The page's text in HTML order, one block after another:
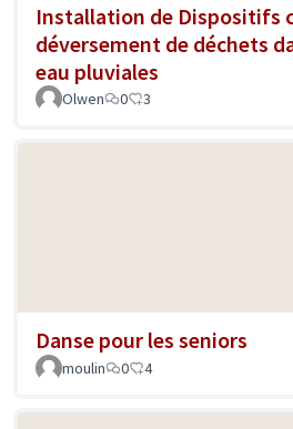
Installation de Dispositifs
déversement de déchets
eau pluviales
Olwen 0 3
Danse pour les seniors
moulin
0 4